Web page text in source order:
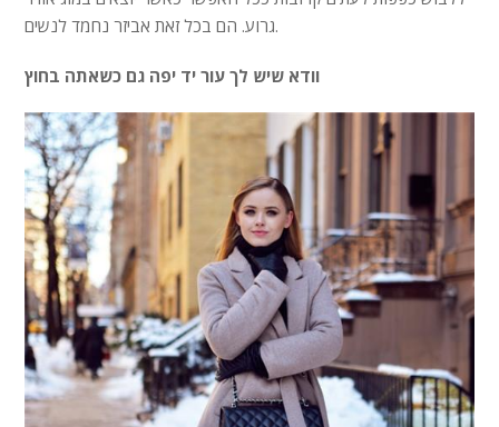
גרוע. הם בכל זאת אביזר נחמד לנשים.
וודא שיש לך עור יד יפה גם כשאתה בחוץ